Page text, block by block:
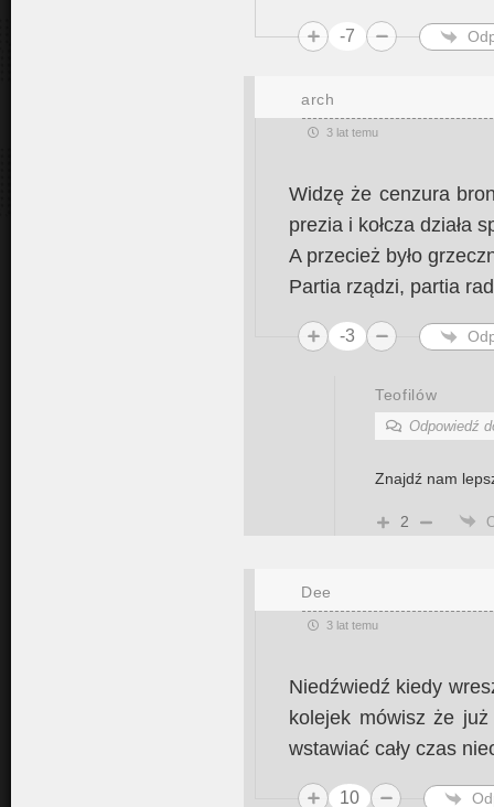
-7
arch
3 lat temu
Widzę że cenzura
prezia i kołcza działa
A przecież było
Partia rządzi, partia
-3
Teofilów
Odpowiedź
Znajdź nam
2
Dee
3 lat temu
Niedźwiedź kiedy
kolejek mówisz że
wstawiać cały czas
10